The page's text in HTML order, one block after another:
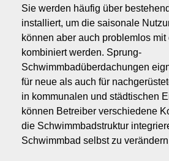
Sie werden häufig über
installiert, um die saisonale
können aber auch problemlos
kombiniert werden. Sprung-
Schwimmbadüberdachungen
für neue als auch für
in kommunalen und städtischen
können Betreiber verschiedene
die Schwimmbadstruktur
Schwimmbad selbst zu